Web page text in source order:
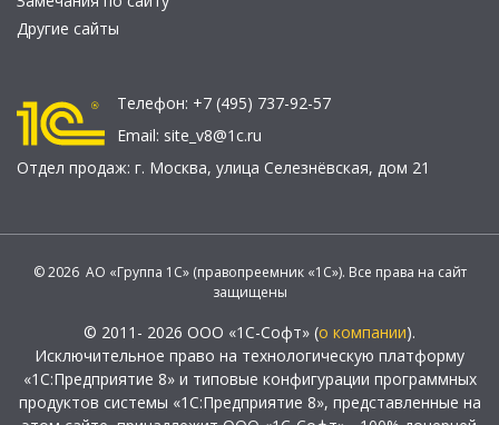
Другие сайты
Телефон: +7 (495) 737-92-57
Email: site_v8@1c.ru
Отдел продаж: г. Москва, улица Селезнёвская, дом 21
© 2026 АО «Группа 1С» (правопреемник «1С»). Все права на сайт
защищены
© 2011- 2026 ООО «1С-Софт» (о компании).
Исключительное право на технологическую платформу
«1С:Предприятие 8» и типовые конфигурации программных
продуктов системы «1С:Предприятие 8», представленные на